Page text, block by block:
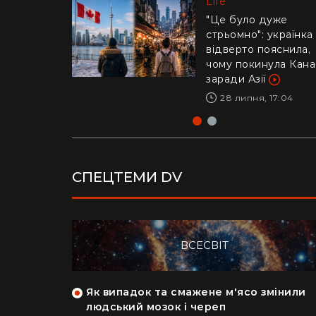
"Це було дуже
стрьомно": українка
відверто пояснила,
чому покинула
заради Азії
28 липня, 17:04
Life
Драматичне відео із
Каліфорнії: 16-річний
ризикнув життям
заради дитини –
реакція Трампа
ВСЕСВІТ
Як випадок та смажене м'ясо змінили